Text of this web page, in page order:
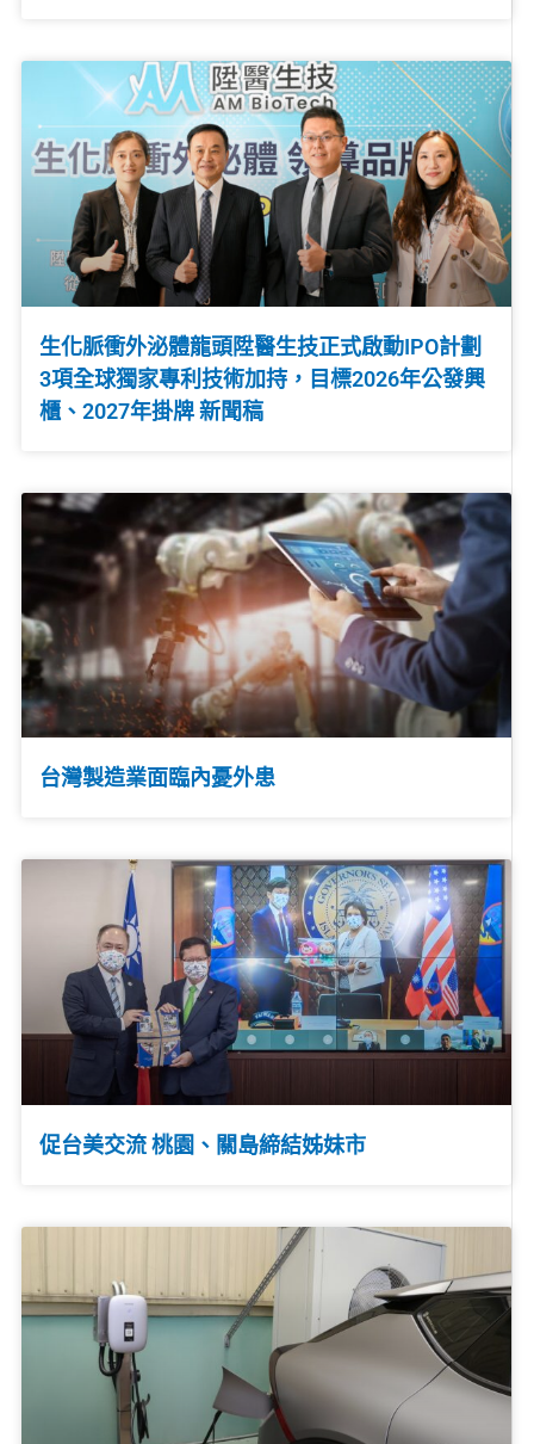
生化脈衝外泌體龍頭陞醫生技正式啟動IPO計劃
3項全球獨家專利技術加持，目標2026年公發興
櫃、2027年掛牌 新聞稿
台灣製造業面臨內憂外患
促台美交流 桃園、關島締結姊妹市